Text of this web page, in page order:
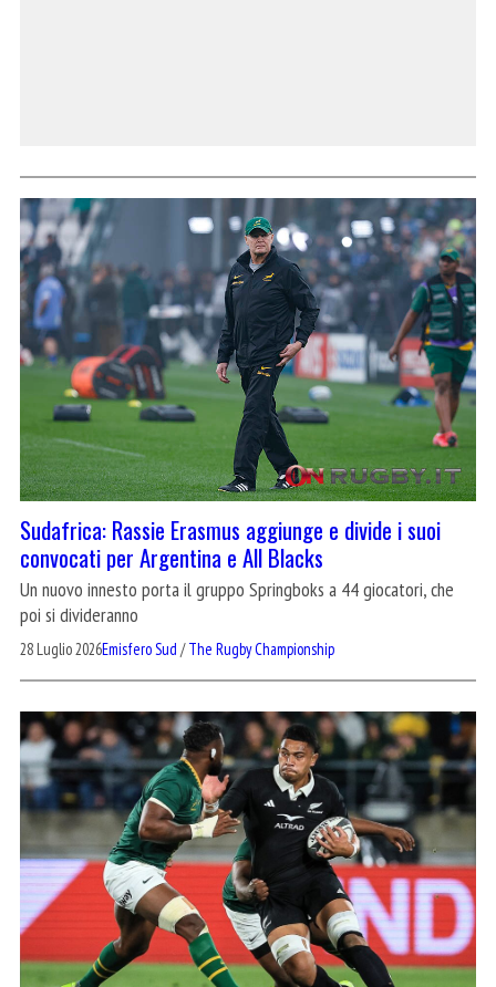
Sudafrica: Rassie Erasmus aggiunge e divide i suoi
convocati per Argentina e All Blacks
Un nuovo innesto porta il gruppo Springboks a 44 giocatori, che
poi si divideranno
28 Luglio 2026Emisfero Sud /The Rugby Championship